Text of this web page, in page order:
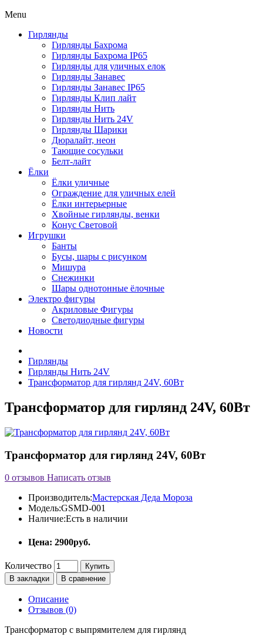
Menu
Гирлянды
Гирлянды Бахрома
Гирлянды Бахрома IP65
Гирлянды для уличных елок
Гирлянды Занавес
Гирлянды Занавес IP65
Гирлянды Клип лайт
Гирлянды Нить
Гирлянды Нить 24V
Гирлянды Шарики
Дюралайт, неон
Тающие сосульки
Белт-лайт
Ёлки
Ёлки уличные
Ограждение для уличных елей
Ёлки интерьерные
Хвойные гирлянды, венки
Конус Световой
Игрушки
Банты
Бусы, шары с рисунком
Мишура
Снежинки
Шары однотонные ёлочные
Электро фигуры
Акриловые Фигуры
Светодиодные фигуры
Новости
Гирлянды
Гирлянды Нить 24V
Трансформатор для гирлянд 24V, 60Вт
Трансформатор для гирлянд 24V, 60Вт
Трансформатор для гирлянд 24V, 60Вт
0 отзывов Написать отзыв
Производитель:Мастерская Деда Мороза
Модель:GSMD-001
Наличие:Есть в наличии
Цена: 2900руб.
Количество
Купить
В закладки
В сравнение
Описание
Отзывов (0)
Трансформатор с выпрямителем для гирлянд